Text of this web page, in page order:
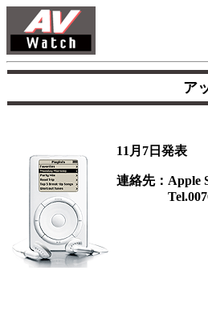
ア
11月7日発表
連絡先：Apple
Tel.0070-